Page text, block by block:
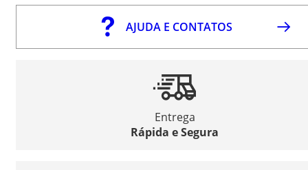
AJUDA E CONTATOS
Entrega
Rápida e Segura